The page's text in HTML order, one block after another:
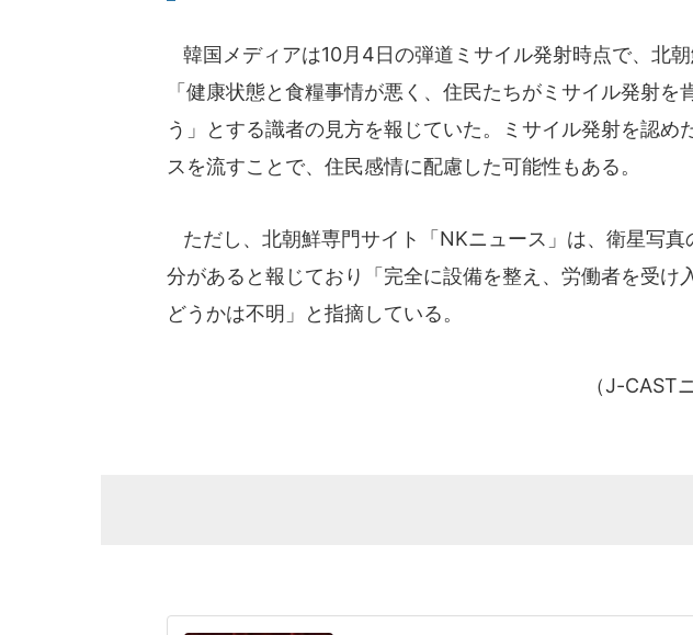
韓国メディアは10月4日の弾道ミサイル発射時点で、北
「健康状態と食糧事情が悪く、住民たちがミサイル発射を
う」とする識者の見方を報じていた。ミサイル発射を認め
スを流すことで、住民感情に配慮した可能性もある。
ただし、北朝鮮専門サイト「NKニュース」は、衛星写真
分があると報じており「完全に設備を整え、労働者を受け
どうかは不明」と指摘している。
（J-CAST